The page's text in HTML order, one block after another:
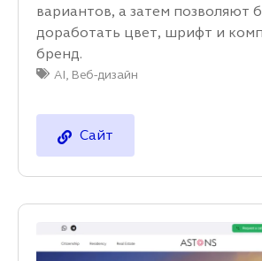
вариантов, а затем позволяют
доработать цвет, шрифт и
бренд.
AI, Веб-дизайн
Сайт